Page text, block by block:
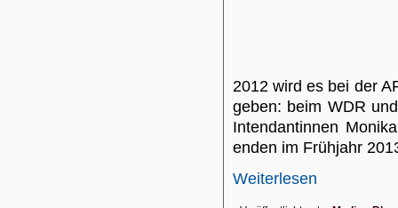
2012 wird es bei der
geben: beim WDR
Intendantinnen
enden im Frühjahr
Weiterlesen